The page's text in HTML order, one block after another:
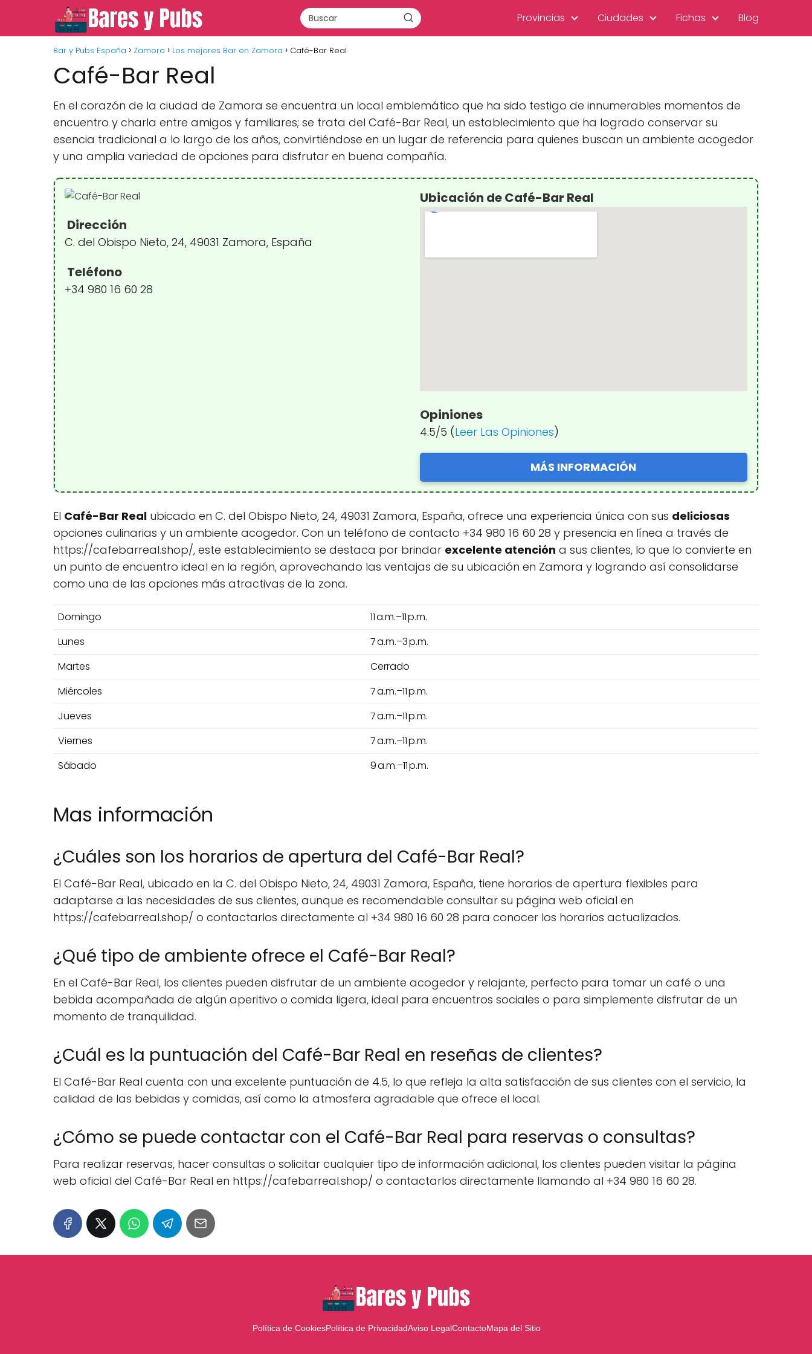
Provincias Ciudades Fichas Blog
Bar y Pubs España Zamora Los mejores Bar en Zamora Café-Bar Real
Café-Bar Real
En el corazón de la ciudad de Zamora se encuentra un local emblemático que ha sido testigo de innumerables momentos de
encuentro y charla entre amigos y familiares; se trata del Café-Bar Real, un establecimiento que ha logrado conservar su
esencia tradicional a lo largo de los años, convirtiéndose en un lugar de referencia para quienes buscan un ambiente acogedor
y una amplia variedad de opciones para disfrutar en buena compañía.
Dirección
C. del Obispo Nieto, 24, 49031 Zamora, España
Teléfono
+34 980 16 60 28
Ubicación de Café-Bar Real
Opiniones
4.5/5 (Leer Las Opiniones)
MÁS INFORMACIÓN
El Café-Bar Real ubicado en C. del Obispo Nieto, 24, 49031 Zamora, España, ofrece una experiencia única con sus deliciosas
opciones culinarias y un ambiente acogedor. Con un teléfono de contacto +34 980 16 60 28 y presencia en línea a través de
https://cafebarreal.shop/, este establecimiento se destaca por brindar excelente atención a sus clientes, lo que lo convierte en
un punto de encuentro ideal en la región, aprovechando las ventajas de su ubicación en Zamora y logrando así consolidarse
como una de las opciones más atractivas de la zona.
Domingo
11 a.m.–11 p.m.
Lunes
7 a.m.–3 p.m.
Martes
Cerrado
Miércoles
7 a.m.–11 p.m.
Jueves
7 a.m.–11 p.m.
Viernes
7 a.m.–11 p.m.
Sábado
9 a.m.–11 p.m.
Mas información
¿Cuáles son los horarios de apertura del Café-Bar Real?
El Café-Bar Real, ubicado en la C. del Obispo Nieto, 24, 49031 Zamora, España, tiene horarios de apertura flexibles para
adaptarse a las necesidades de sus clientes, aunque es recomendable consultar su página web oficial en
https://cafebarreal.shop/ o contactarlos directamente al +34 980 16 60 28 para conocer los horarios actualizados.
¿Qué tipo de ambiente ofrece el Café-Bar Real?
En el Café-Bar Real, los clientes pueden disfrutar de un ambiente acogedor y relajante, perfecto para tomar un café o una
bebida acompañada de algún aperitivo o comida ligera, ideal para encuentros sociales o para simplemente disfrutar de un
momento de tranquilidad.
¿Cuál es la puntuación del Café-Bar Real en reseñas de clientes?
El Café-Bar Real cuenta con una excelente puntuación de 4.5, lo que refleja la alta satisfacción de sus clientes con el servicio, la
calidad de las bebidas y comidas, así como la atmosfera agradable que ofrece el local.
¿Cómo se puede contactar con el Café-Bar Real para reservas o consultas?
Para realizar reservas, hacer consultas o solicitar cualquier tipo de información adicional, los clientes pueden visitar la página
web oficial del Café-Bar Real en https://cafebarreal.shop/ o contactarlos directamente llamando al +34 980 16 60 28.
Política de CookiesPolítica de PrivacidadAviso LegalContactoMapa del Sitio